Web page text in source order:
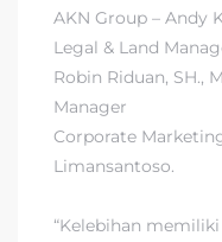
AKN Group – Andy
Legal & Land
Robin Riduan, SH.,
Manager
Corporate
Limansantoso.
“Kelebihan